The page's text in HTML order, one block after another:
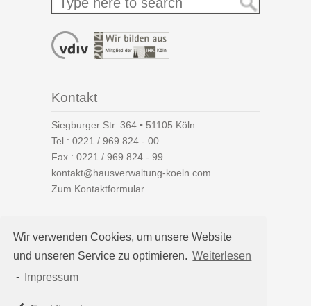
Wir verwenden Cookies, um unsere Website
und unseren Service zu optimieren. Weiterlesen
-
Impressum
Kontakt
Siegburger Str. 364 • 51105 Köln
Tel.: 0221 / 969 824 - 00
Fax.: 0221 / 969 824 - 99
kontakt@hausverwaltung-koeln.com
Zum Kontaktformular
Auf einen Blick
Hausverwaltung Köln